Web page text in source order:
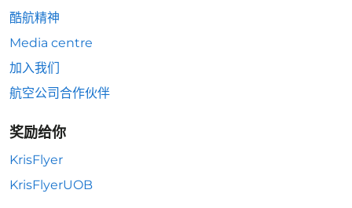
酷航精神
Media centre
加入我们
航空公司合作伙伴
奖励给你
KrisFlyer
KrisFlyerUOB